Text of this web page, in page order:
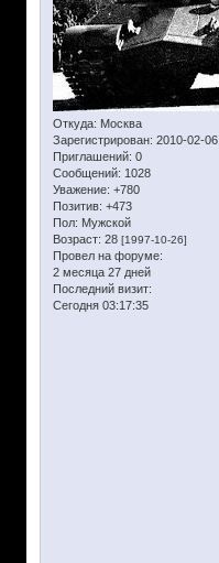
Откуда: Москва
Зарегистрирован: 2010-02-06
Приглашений: 0
Сообщений: 1028
Уважение: +780
Позитив: +473
Пол: Мужской
Возраст: 28 [1997-10-26]
Провел на форуме:
2 месяца 27 дней
Последний визит:
Сегодня 03:17:35